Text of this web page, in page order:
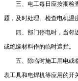
三、电工每日应按期检查
题，及时处理。检查电机温
四、部门停电时，当邻
或绝缘材料作的临时遮拦。
五、除临时施工用电或临
表工具和电焊机等应用的开